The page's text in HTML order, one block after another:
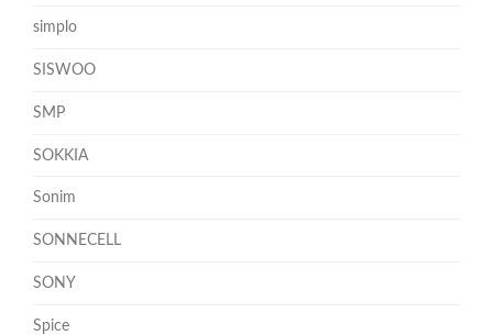
simplo
SISWOO
SMP
SOKKIA
Sonim
SONNECELL
SONY
Spice